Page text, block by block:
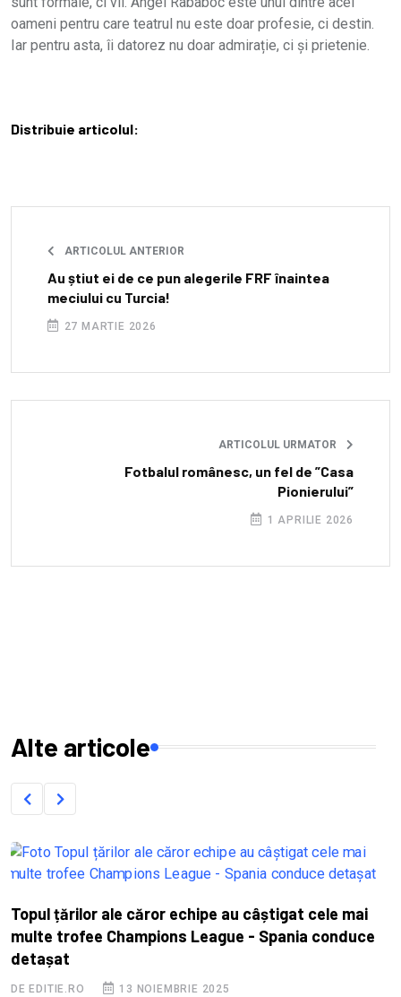
oameni pentru care teatrul nu este doar profesie, ci destin.
Iar pentru asta, îi datorez nu doar admirație, ci și prietenie.
Distribuie articolul:
ARTICOLUL ANTERIOR
Au știut ei de ce pun alegerile FRF înaintea
meciului cu Turcia!
27 MARTIE 2026
ARTICOLUL URMATOR
Fotbalul românesc, un fel de ”Casa
Pionierului”
1 APRILIE 2026
Alte articole
Topul țărilor ale căror echipe au câștigat cele mai
multe trofee Champions League - Spania conduce
detașat
DE EDITIE.RO 13 NOIEMBRIE 2025